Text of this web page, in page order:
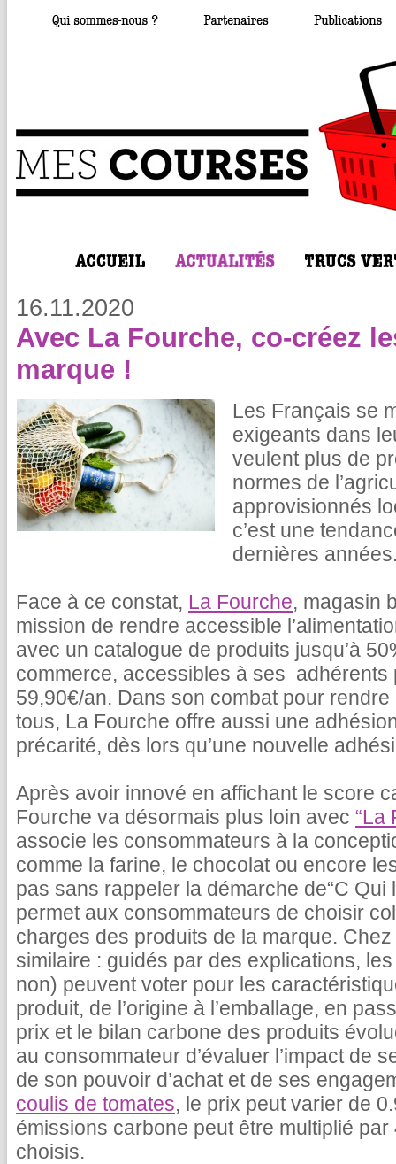
16.11.2020
Avec La Fourche, co-créez
marque !
Les Français se
exigeants dans
veulent plus de
normes de
approvisionnés
c’est une
dernières
Face à ce constat, La Fourche, magasin
mission de rendre accessible
avec un catalogue de produits jusqu’à
commerce, accessibles à ses adhérents
59,90€/an. Dans son combat pour
tous, La Fourche offre aussi une
précarité, dès lors qu’une nouvelle
Après avoir innové en affichant le score
Fourche va désormais plus loin avec “La
associe les consommateurs à la
comme la farine, le chocolat ou encore
pas sans rappeler la démarche de“C Qui
permet aux consommateurs de choisir
charges des produits de la marque.
similaire : guidés par des explications,
non) peuvent voter pour les
produit, de l’origine à l’emballage, en
prix et le bilan carbone des produits
au consommateur d’évaluer l’impact de
de son pouvoir d’achat et de ses
coulis de tomates, le prix peut varier de
émissions carbone peut être multiplié
choisis.